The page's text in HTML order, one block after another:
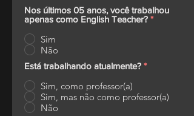
Nos últimos 05 anos, você trabalhou
apenas como English Teacher? *
Sim
Não
Está trabalhando atualmente? *
Sim, como professor(a)
Sim, mas não como professor(a)
Não